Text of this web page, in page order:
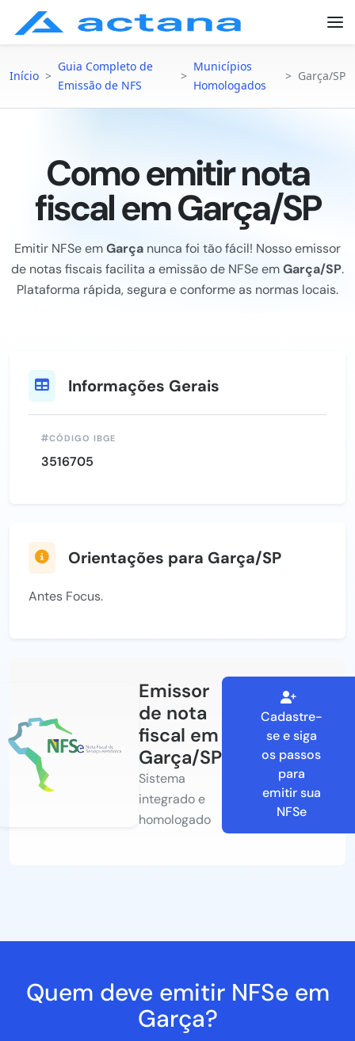
Início >
Guia Completo de
Emissão de NFS
>
Municípios
Homologados
> Garça/SP
Como emitir nota
fiscal em Garça/SP
Emitir NFSe emGarça nunca foi tão fácil! Nosso emissor
de notas fiscais facilita a emissão de NFSe emGarça/SP.
Plataforma rápida, segura e conforme as normas locais.
Informações Gerais
CÓDIGO IBGE
3516705
Orientações para Garça/SP
Antes Focus.
Emissor
de nota
fiscal em
Garça/SP
Sistema
integrado e
homologado
Cadastre-
se e siga
os passos
para
emitir sua
NFSe
Quem deve emitir NFSe em
Garça?